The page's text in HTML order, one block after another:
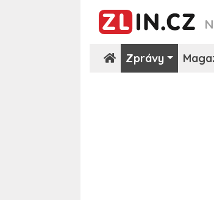
Zprávy